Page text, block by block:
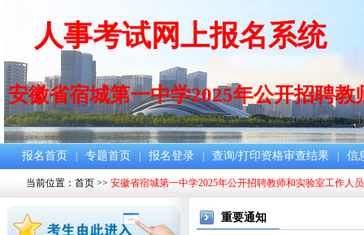
人事考试网上报名系统
安徽省宿城第一中学2025年公开招聘
报名首页 专题首页 报名登录 查询/打印资格审查结果 信
当前位置： 首页 >> 安徽省宿城第一中学2025年公开招聘教师和实验室工作人员
重要通知